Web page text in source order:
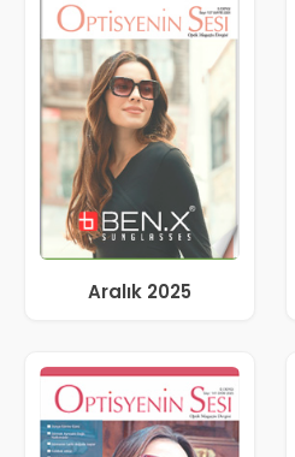
Aralık 2025